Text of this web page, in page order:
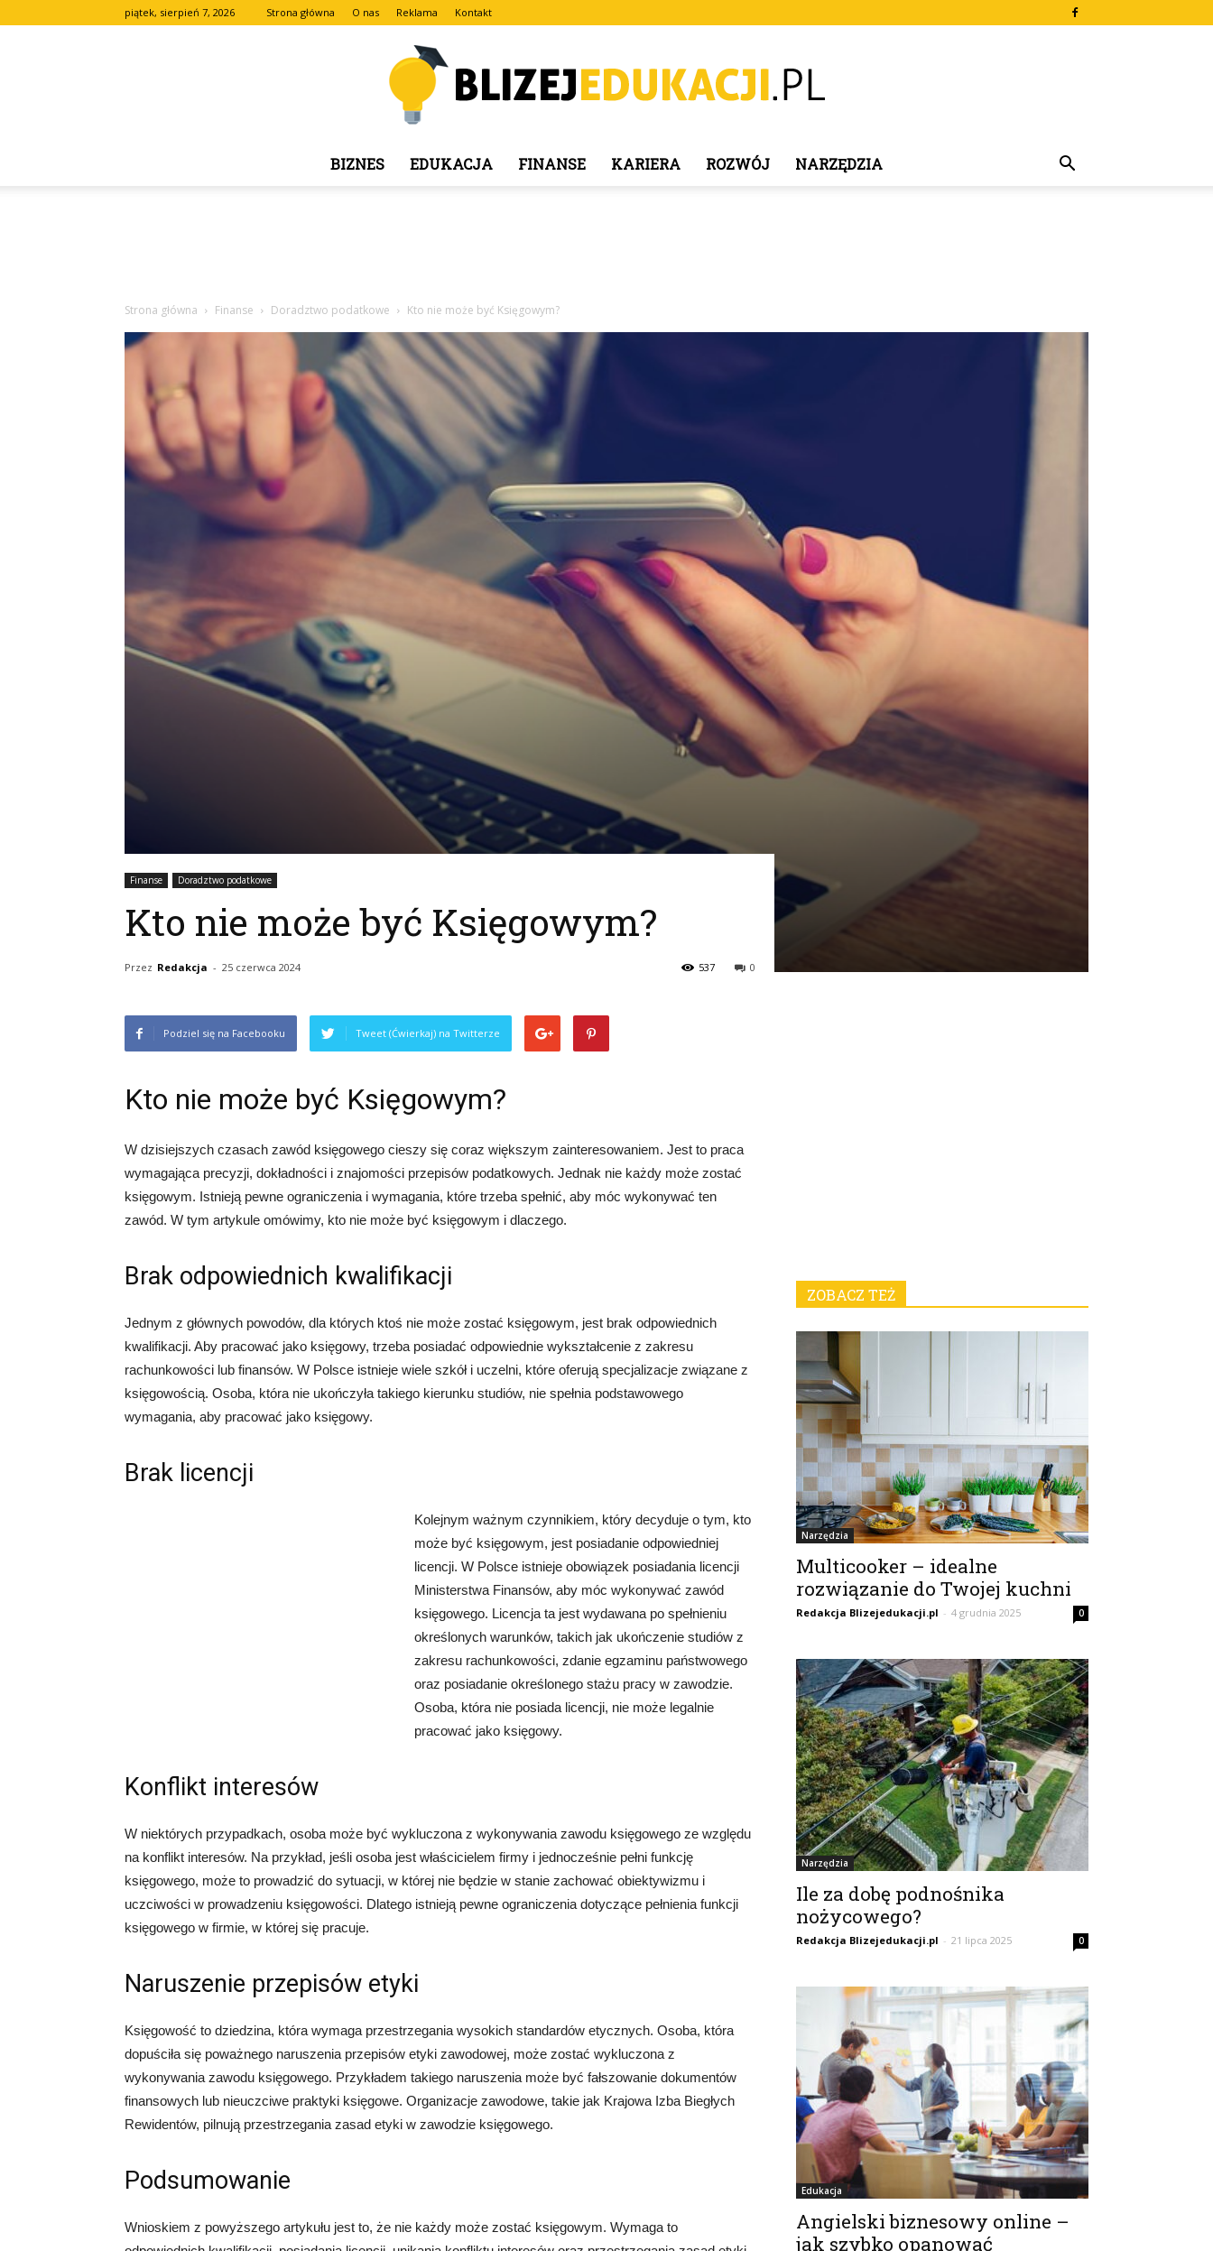
piątek, sierpień 7, 2026 Strona główna O nas Reklama Kontakt
BIZNES EDUKACJA FINANSE KARIERA ROZWÓJ NARZĘDZIA
Strona główna Finanse Doradztwo podatkowe Kto nie może być Księgowym?
Finanse Doradztwo podatkowe
Kto nie może być Księgowym?
Przez Redakcja - 25 czerwca 2024 0
537
Podziel się na Facebooku Tweet (Ćwierkaj) na Twitterze
Kto nie może być Księgowym?
W dzisiejszych czasach zawód księgowego cieszy się coraz większym zainteresowaniem. Jest to praca
wymagająca precyzji, dokładności i znajomości przepisów podatkowych. Jednak nie każdy może zostać
księgowym. Istnieją pewne ograniczenia i wymagania, które trzeba spełnić, aby móc wykonywać ten
zawód. W tym artykule omówimy, kto nie może być księgowym i dlaczego.
Brak odpowiednich kwalifikacji
Jednym z głównych powodów, dla których ktoś nie może zostać księgowym, jest brak odpowiednich
kwalifikacji. Aby pracować jako księgowy, trzeba posiadać odpowiednie wykształcenie z zakresu
rachunkowości lub finansów. W Polsce istnieje wiele szkół i uczelni, które oferują specjalizacje związane z
księgowością. Osoba, która nie ukończyła takiego kierunku studiów, nie spełnia podstawowego
wymagania, aby pracować jako księgowy.
Brak licencji
Kolejnym ważnym czynnikiem, który decyduje o tym, kto
może być księgowym, jest posiadanie odpowiedniej
licencji. W Polsce istnieje obowiązek posiadania licencji
Ministerstwa Finansów, aby móc wykonywać zawód
księgowego. Licencja ta jest wydawana po spełnieniu
określonych warunków, takich jak ukończenie studiów z
zakresu rachunkowości, zdanie egzaminu państwowego
oraz posiadanie określonego stażu pracy w zawodzie.
Osoba, która nie posiada licencji, nie może legalnie
pracować jako księgowy.
Konflikt interesów
W niektórych przypadkach, osoba może być wykluczona z wykonywania zawodu księgowego ze względu
na konflikt interesów. Na przykład, jeśli osoba jest właścicielem firmy i jednocześnie pełni funkcję
księgowego, może to prowadzić do sytuacji, w której nie będzie w stanie zachować obiektywizmu i
uczciwości w prowadzeniu księgowości. Dlatego istnieją pewne ograniczenia dotyczące pełnienia funkcji
księgowego w firmie, w której się pracuje.
Naruszenie przepisów etyki
Księgowość to dziedzina, która wymaga przestrzegania wysokich standardów etycznych. Osoba, która
dopuściła się poważnego naruszenia przepisów etyki zawodowej, może zostać wykluczona z
wykonywania zawodu księgowego. Przykładem takiego naruszenia może być fałszowanie dokumentów
finansowych lub nieuczciwe praktyki księgowe. Organizacje zawodowe, takie jak Krajowa Izba Biegłych
Rewidentów, pilnują przestrzegania zasad etyki w zawodzie księgowego.
Podsumowanie
Wnioskiem z powyższego artykułu jest to, że nie każdy może zostać księgowym. Wymaga to
ZOBACZ TEŻ
Narzędzia
Multicooker – idealne
rozwiązanie do Twojej kuchni
Redakcja Blizejedukacji.pl - 4 grudnia 2025 0
Narzędzia
Ile za dobę podnośnika
nożycowego?
Redakcja Blizejedukacji.pl - 21 lipca 2025 0
Edukacja
Angielski biznesowy online –
jak szybko opanować